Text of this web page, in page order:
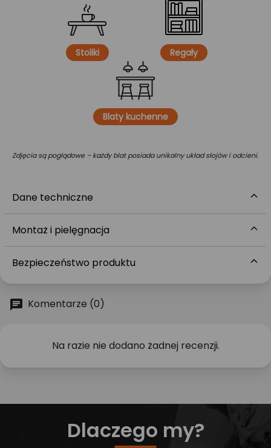
Stoliki Regały
Blaty kuchenne
Zdjęcia są poglądowe – każdy blat posiada unikalny układ słojów i odcieni.
Dane techniczne
Montaż i pielęgnacja
Bezpieczeństwo produktu
Komentarze (0)
Na razie nie dodano żadnej recenzji.
Dlaczego my?